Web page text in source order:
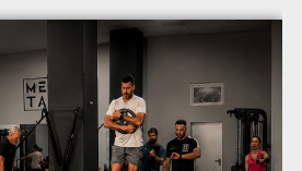
funcionales en Grupo:
incluyen ejercicios de